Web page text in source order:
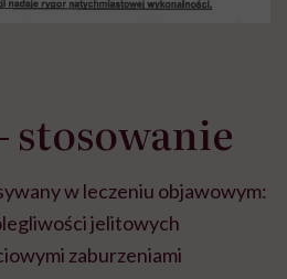
stosowanie
w leczeniu objawowym:
jelitowych
zaburzeniami